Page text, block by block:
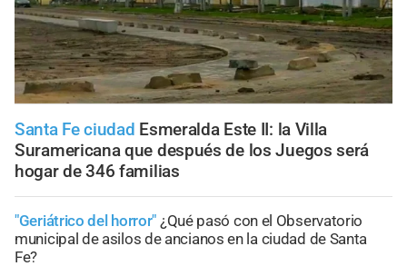
Santa Fe ciudad Esmeralda Este II: la Villa
Suramericana que después de los Juegos será
hogar de 346 familias
"Geriátrico del horror" ¿Qué pasó con el Observatorio
municipal de asilos de ancianos en la ciudad de Santa
Fe?